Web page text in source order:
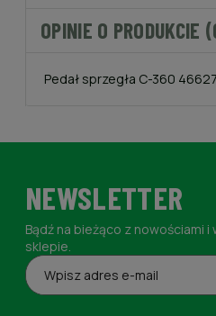
OPINIE O PRODUKCIE
Pedał sprzegła C-360
NEWSLETTER
Bądź na bieżąco z nowościami
sklepie.